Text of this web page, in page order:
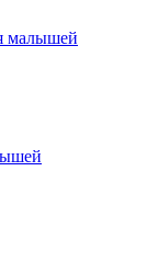
малышей